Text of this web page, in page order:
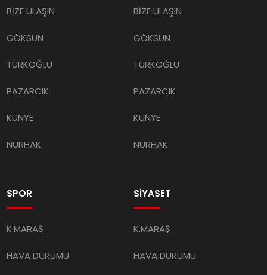
BİZE ULAŞIN
GÖKSUN
TÜRKOĞLU
PAZARCIK
KÜNYE
NURHAK
BİZE ULAŞIN
GÖKSUN
TÜRKOĞLU
PAZARCIK
KÜNYE
NURHAK
SPOR
K.MARAŞ
HAVA DURUMU
SİYASET
K.MARAŞ
HAVA DURUMU